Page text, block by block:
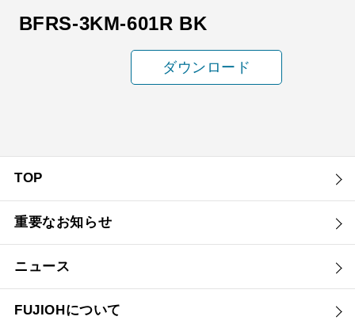
BFRS-3KM-601R BK
ダウンロード
TOP
重要なお知らせ
ニュース
FUJIOHについて